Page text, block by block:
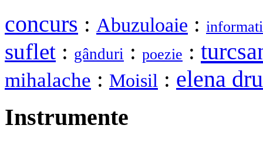
concurs : Abuzuloaie :
suflet : gânduri : poezie :
mihalache : Moisil : elena
Instrumente